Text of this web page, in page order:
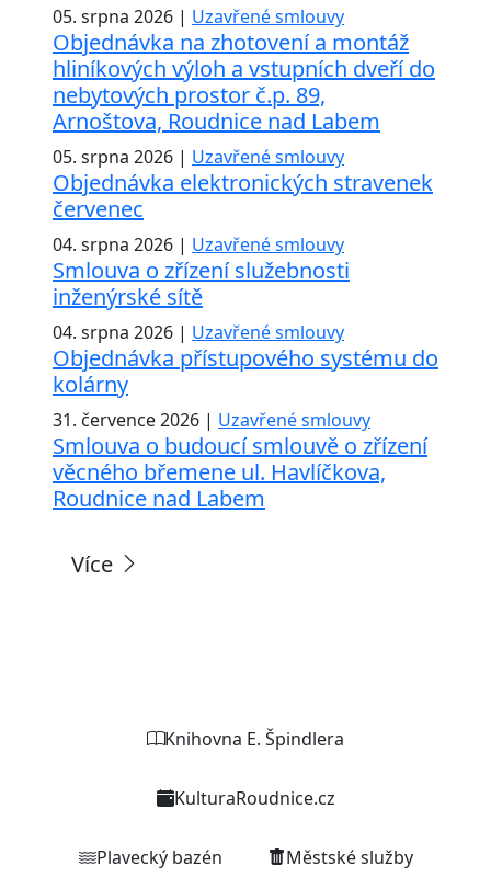
05. srpna 2026 | Uzavřené smlouvy
Objednávka na zhotovení a montáž
hliníkových výloh a vstupních dveří do
nebytových prostor č.p. 89,
Arnoštova, Roudnice nad Labem
05. srpna 2026 | Uzavřené smlouvy
Objednávka elektronických stravenek
červenec
04. srpna 2026 | Uzavřené smlouvy
Smlouva o zřízení služebnosti
inženýrské sítě
04. srpna 2026 | Uzavřené smlouvy
Objednávka přístupového systému do
kolárny
31. července 2026 | Uzavřené smlouvy
Smlouva o budoucí smlouvě o zřízení
věcného břemene ul. Havlíčkova,
Roudnice nad Labem
Více
Knihovna E. Špindlera
KulturaRoudnice.cz
Plavecký bazén Městské služby